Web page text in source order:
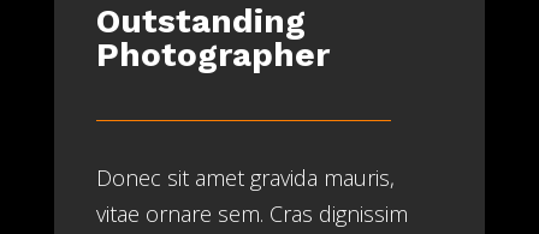
Outstanding
Photographer
Donec sit amet gravida mauris,
vitae ornare sem. Cras dignissim